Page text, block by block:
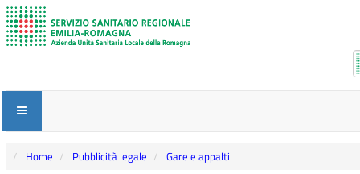
Home Pubblicità legale Gare e appalti